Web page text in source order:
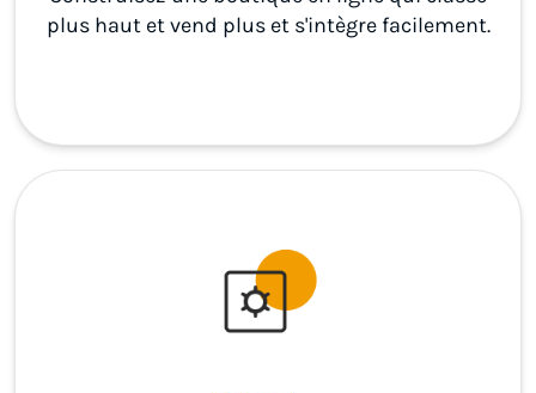
plus haut et vend plus et s'intègre facilement.